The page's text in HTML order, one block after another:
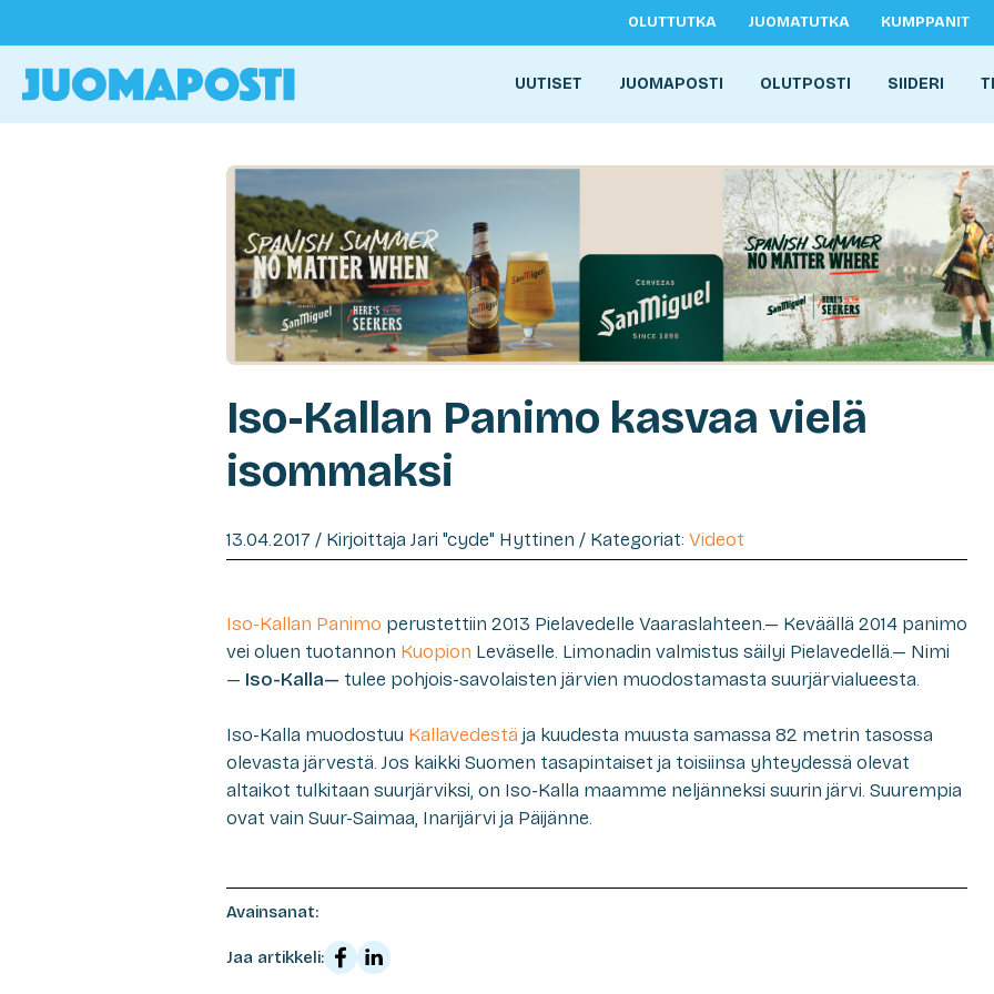
OLUTTUTKA JUOMATUTKA KUMPPANIT
UUTISET JUOMAPOSTI OLUTPOSTI SIIDERI
Iso-Kallan Panimo kasvaa vielä
isommaksi
13.04.2017 / Kirjoittaja Jari "cyde" Hyttinen / Kategoriat: Videot
Iso-Kallan Panimo perustettiin 2013 Pielavedelle Vaaraslahteen.— Keväällä 2014 panimo
vei oluen tuotannon Kuopion Leväselle. Limonadin valmistus säilyi Pielavedellä.— Nimi
— Iso-Kalla— tulee pohjois-savolaisten järvien muodostamasta suurjärvialueesta.
Iso-Kalla muodostuu Kallavedestä ja kuudesta muusta samassa 82 metrin tasossa
olevasta järvestä. Jos kaikki Suomen tasapintaiset ja toisiinsa yhteydessä olevat
altaikot tulkitaan suurjärviksi, on Iso-Kalla maamme neljänneksi suurin järvi. Suurempia
ovat vain Suur-Saimaa, Inarijärvi ja Päijänne.
Avainsanat:
Jaa artikkeli: